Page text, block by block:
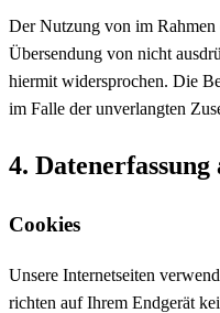
Der Nutzung von im
Übersendung von nicht
hiermit widersprochen. Die
im Falle der unverlangten
4.
Cookies
Unsere Internetseiten
richten auf Ihrem Endgerät